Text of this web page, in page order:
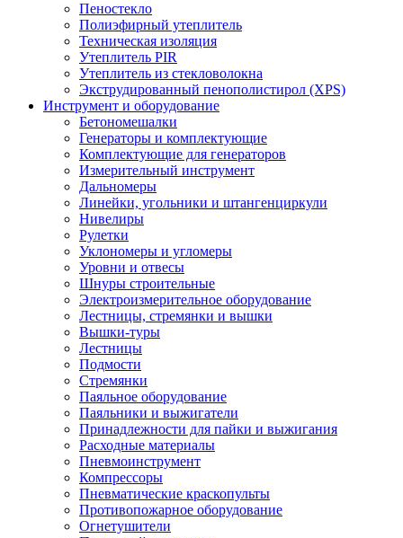
Пеностекло
Полиэфирный утеплитель
Техническая изоляция
Утеплитель PIR
Утеплитель из стекловолокна
Экструдированный пенополистирол (XPS)
Инструмент и оборудование
Бетономешалки
Генераторы и комплектующие
Комплектующие для генераторов
Измерительный инструмент
Дальномеры
Линейки, угольники и штангенциркули
Нивелиры
Рулетки
Уклономеры и угломеры
Уровни и отвесы
Шнуры строительные
Электроизмерительное оборудование
Лестницы, стремянки и вышки
Вышки-туры
Лестницы
Подмости
Стремянки
Паяльное оборудование
Паяльники и выжигатели
Принадлежности для пайки и выжигания
Расходные материалы
Пневмоинструмент
Компрессоры
Пневматические краскопульты
Противопожарное оборудование
Огнетушители